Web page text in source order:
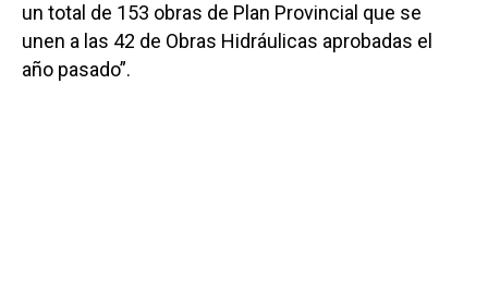
un total de 153 obras de Plan Provincial que se
unen a las 42 de Obras Hidráulicas aprobadas el
año pasado”.